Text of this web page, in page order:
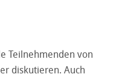
Teilnehmenden von
diskutieren. Auch